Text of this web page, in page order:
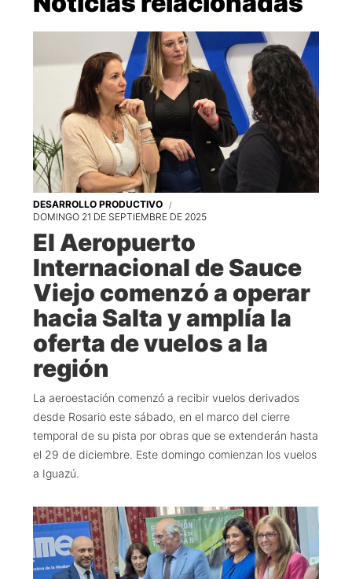
DESARROLLO PRODUCTIVO
DOMINGO 21 DE SEPTIEMBRE DE 2025
El Aeropuerto
Internacional de Sauce
Viejo comenzó a operar
hacia Salta y amplía la
oferta de vuelos a la
región
La aeroestación comenzó a recibir vuelos derivados
desde Rosario este sábado, en el marco del cierre
temporal de su pista por obras que se extenderán hasta
el 29 de diciembre. Este domingo comienzan los vuelos
a Iguazú.